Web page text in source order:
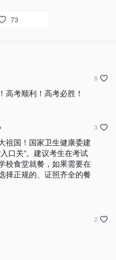
73
高考顺利！高考必胜！
8
祖国！国家卫生健康委建
口关”。建议考生在考试
校食堂就餐，如果需要在
择正规的、证照齐全的餐
3
2